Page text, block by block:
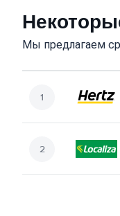
Мы предлагаем